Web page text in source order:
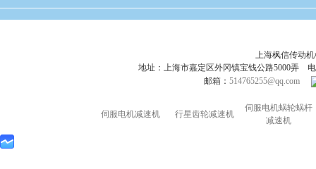
上海枫信传动
地址：上海市嘉定区外冈镇宝钱公路5000弄 电
邮箱：514765255@qq.com
伺服电机减速机 行星齿轮减速机
伺服电机蜗轮蜗杆
减速机